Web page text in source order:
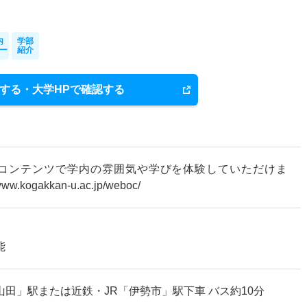
学部
紹介
る・大学HPで確認する
ンテンツで学内の雰囲気や学びを体験していただけま
u.ac.jp/weboc/
田」駅または近鉄・JR「伊勢市」駅下車 バス約10分